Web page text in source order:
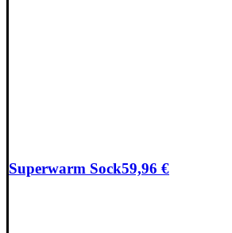
Superwarm Sock59,96 €